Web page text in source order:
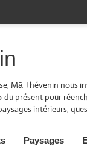
Mā Thévenin nous
du présent pour
intérieurs,
Paysages